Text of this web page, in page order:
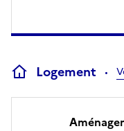
Logement